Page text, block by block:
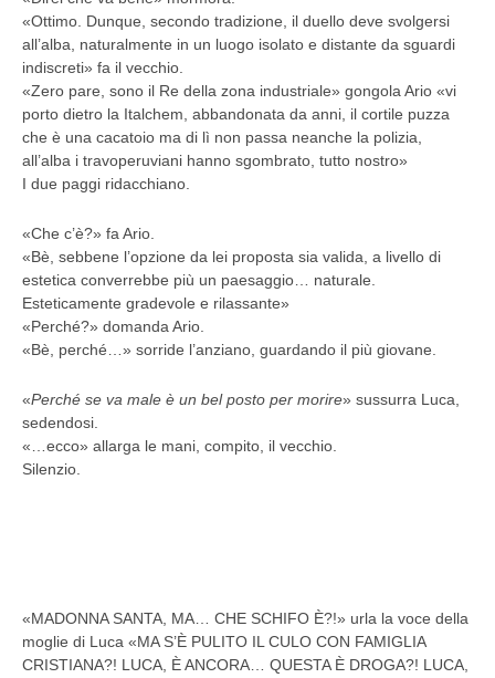
«Ottimo. Dunque, secondo tradizione, il duello deve svolgersi
all’alba, naturalmente in un luogo isolato e distante da sguardi
indiscreti» fa il vecchio.
«Zero pare, sono il Re della zona industriale» gongola Ario «vi
porto dietro la Italchem, abbandonata da anni, il cortile puzza
che è una cacatoio ma di lì non passa neanche la polizia,
all’alba i travoperuviani hanno sgombrato, tutto nostro»
I due paggi ridacchiano.
«Che c’è?» fa Ario.
«Bè, sebbene l’opzione da lei proposta sia valida, a livello di
estetica converrebbe più un paesaggio… naturale.
Esteticamente gradevole e rilassante»
«Perché?» domanda Ario.
«Bè, perché…» sorride l’anziano, guardando il più giovane.
«Perché se va male è un bel posto per morire» sussurra Luca,
sedendosi.
«…ecco» allarga le mani, compito, il vecchio.
Silenzio.
«MADONNA SANTA, MA… CHE SCHIFO È?!» urla la voce della
moglie di Luca «MA S’È PULITO IL CULO CON FAMIGLIA
CRISTIANA?! LUCA, È ANCORA… QUESTA È DROGA?! LUCA,